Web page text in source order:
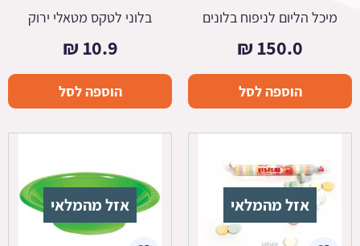
מיכל הליום לניפוח בלונים
150.0
₪
הוספה לסל
בלוני לטקס מטאלי ירוק
10.9
₪
הוספה לסל
אזל מהמלאי אזל מהמלאי